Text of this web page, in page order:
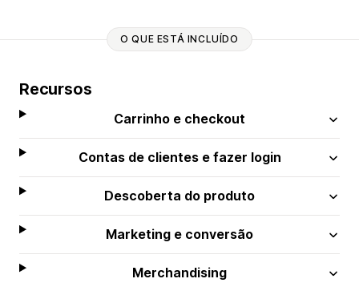
O QUE ESTÁ INCLUÍDO
Recursos
Carrinho e checkout
Contas de clientes e fazer login
Descoberta do produto
Marketing e conversão
Merchandising